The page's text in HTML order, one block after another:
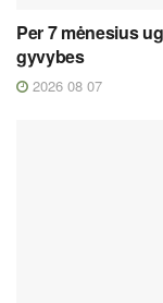
Per 7 mėnesius
gyvybes
2026 08 07